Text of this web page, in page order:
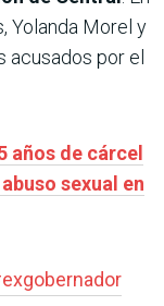
Yolanda Morel y
acusados por el
años de cárcel
sexual en
exgobernador